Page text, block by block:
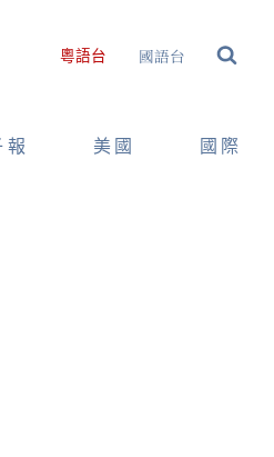
粵語台 國語台
報 美國 國際